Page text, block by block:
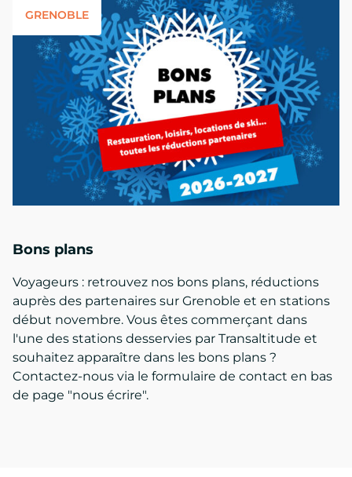
GRENOBLE
Bons plans
Voyageurs : retrouvez nos bons plans, réductions
auprès des partenaires sur Grenoble et en stations
début novembre. Vous êtes commerçant dans
l'une des stations desservies par Transaltitude et
souhaitez apparaître dans les bons plans ?
Contactez-nous via le formulaire de contact en bas
de page "nous écrire".